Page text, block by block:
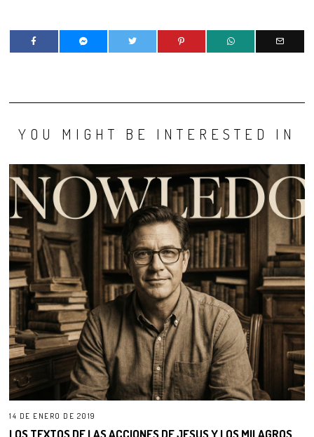
YOU MIGHT BE INTERESTED IN
14 DE ENERO DE 2019
LOS TEXTOS DE LAS ACCIONES DE JESUS Y LOS MILAGROS